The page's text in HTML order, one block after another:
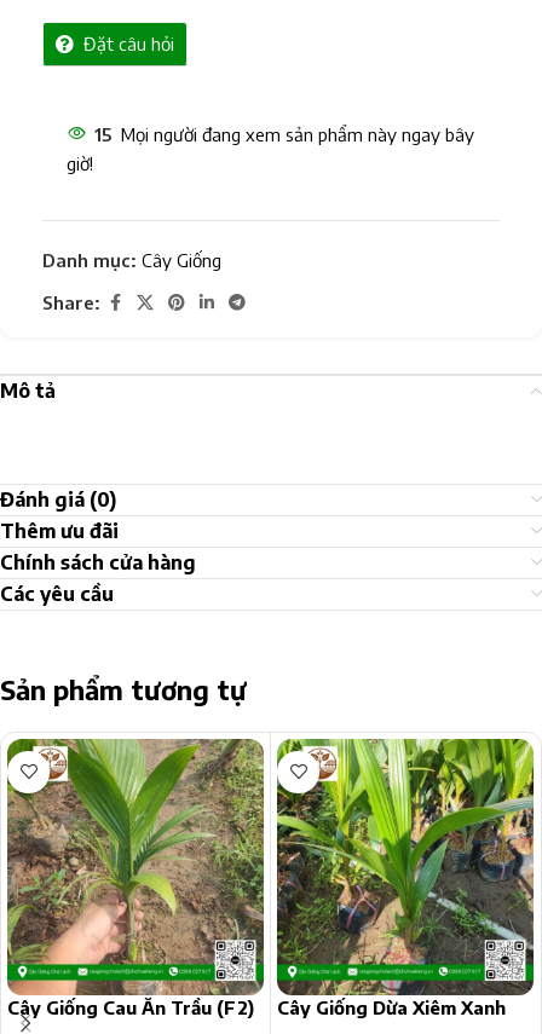
Đặt câu hỏi
15 Mọi người đang xem sản phẩm này ngay bây
giờ!
Danh mục: Cây Giống
Share:
Mô tả
Đánh giá (0)
Thêm ưu đãi
Chính sách cửa hàng
Các yêu cầu
Sản phẩm tương tự
Cây Giống Cau Ăn Trầu (F2) Cây Giống Dừa Xiêm Xanh